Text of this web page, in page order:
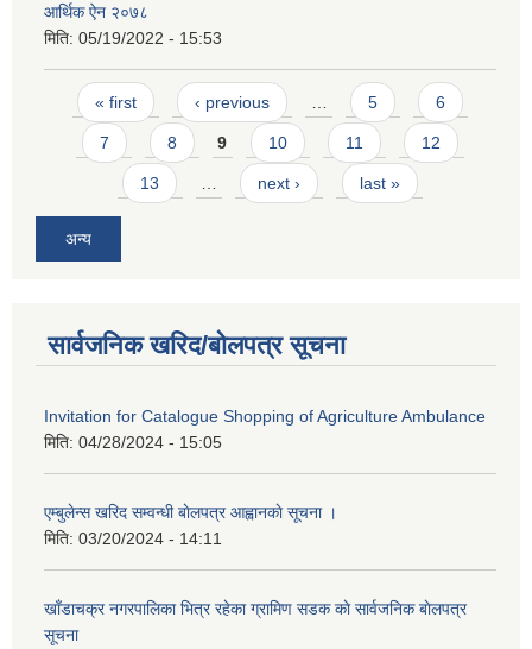
आर्थिक ऐन २०७८
मिति: 05/19/2022 - 15:53
Pages
« first ‹ previous … 5 6
7 8 9 10 11 12
13 … next › last »
अन्य
सार्वजनिक खरिद/बोलपत्र सूचना
Invitation for Catalogue Shopping of Agriculture Ambulance
मिति: 04/28/2024 - 15:05
एम्बुलेन्स खरिद सम्वन्धी बाेलपत्र आह्वानकाे सूचना ।
मिति: 03/20/2024 - 14:11
खाँडाचक्र नगरपालिका भित्र रहेका ग्रामिण सडक काे सार्वजनिक बाेलपत्र
सूचना